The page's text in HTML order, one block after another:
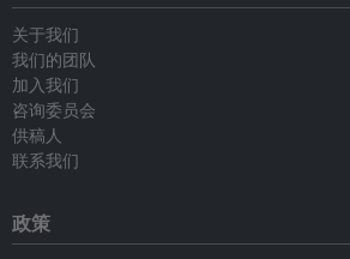
关于我们
我们的团队
加入我们
咨询委员会
供稿人
联系我们
政策